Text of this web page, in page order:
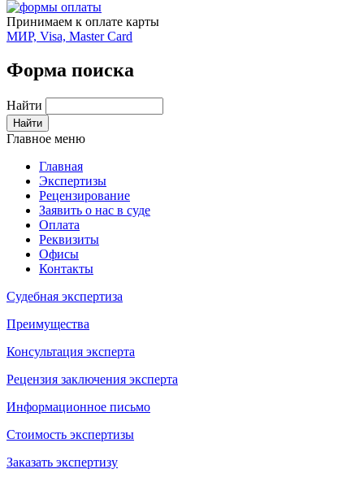
Принимаем к оплате карты
МИР, Visa, Master Card
Форма поиска
Найти
Главное меню
Главная
Экспертизы
Рецензирование
Заявить о нас в суде
Оплата
Реквизиты
Офисы
Контакты
Судебная экспертиза
Преимущества
Консультация эксперта
Рецензия заключения эксперта
Информационное письмо
Стоимость экспертизы
Заказать экспертизу